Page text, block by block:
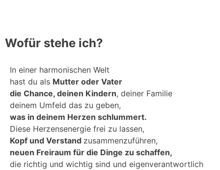
Wofür stehe ich?
In einer harmonischen Welt
hast du als Mutter oder Vater
die Chance, deinen Kindern, deiner Familie
deinem Umfeld das zu geben,
was in deinem Herzen schlummert.
Diese Herzensenergie frei zu lassen,
Kopf und Verstand zusammenzuführen,
neuen Freiraum für die Dinge zu schaffen,
die richtig und wichtig sind und eigenverantwortlich